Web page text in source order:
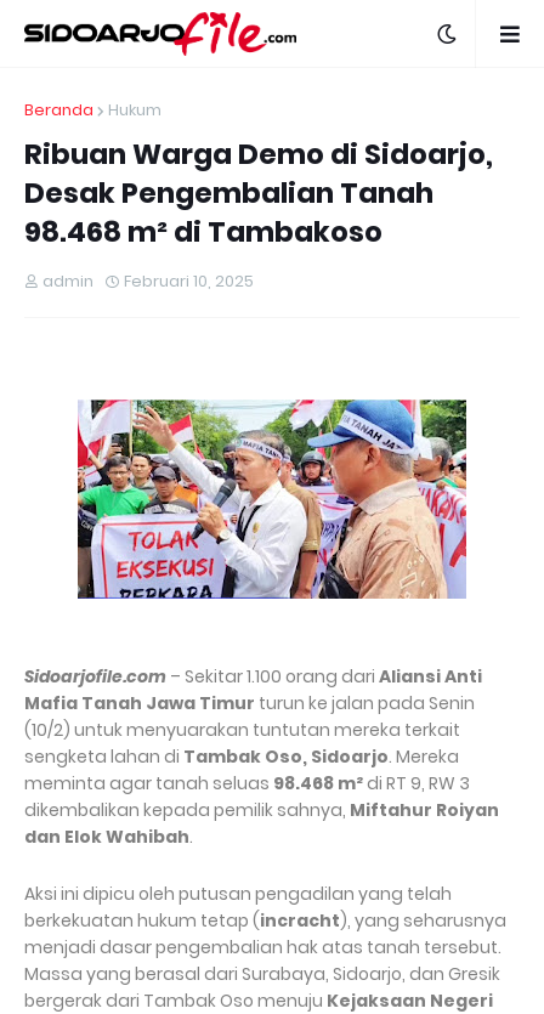
Beranda Hukum
Ribuan Warga Demo di Sidoarjo,
Desak Pengembalian Tanah
98.468 m² di Tambakoso
admin Februari 10, 2025
Sidoarjofile.com – Sekitar 1.100 orang dari Aliansi Anti
Mafia Tanah Jawa Timur turun ke jalan pada Senin
(10/2) untuk menyuarakan tuntutan mereka terkait
sengketa lahan di Tambak Oso, Sidoarjo. Mereka
meminta agar tanah seluas 98.468 m²di RT 9, RW 3
dikembalikan kepada pemilik sahnya, Miftahur Roiyan
dan Elok Wahibah.
Aksi ini dipicu oleh putusan pengadilan yang telah
berkekuatan hukum tetap (incracht), yang seharusnya
menjadi dasar pengembalian hak atas tanah tersebut.
Massa yang berasal dari Surabaya, Sidoarjo, dan Gresik
bergerak dari Tambak Oso menuju Kejaksaan Negeri